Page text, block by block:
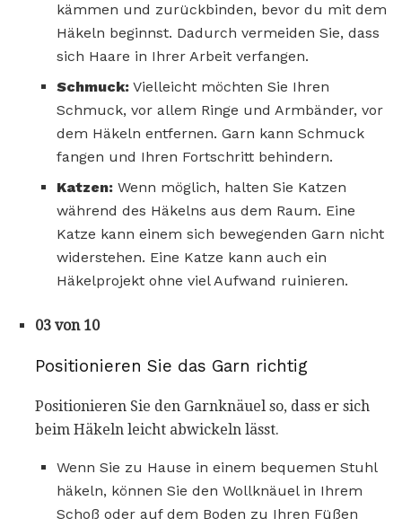
kämmen und zurückbinden, bevor du mit dem
Häkeln beginnst. Dadurch vermeiden Sie, dass
sich Haare in Ihrer Arbeit verfangen.
Schmuck: Vielleicht möchten Sie Ihren
Schmuck, vor allem Ringe und Armbänder, vor
dem Häkeln entfernen. Garn kann Schmuck
fangen und Ihren Fortschritt behindern.
Katzen: Wenn möglich, halten Sie Katzen
während des Häkelns aus dem Raum. Eine
Katze kann einem sich bewegenden Garn nicht
widerstehen. Eine Katze kann auch ein
Häkelprojekt ohne viel Aufwand ruinieren.
03 von 10
Positionieren Sie das Garn richtig
Positionieren Sie den Garnknäuel so, dass er sich
beim Häkeln leicht abwickeln lässt.
Wenn Sie zu Hause in einem bequemen Stuhl
häkeln, können Sie den Wollknäuel in Ihrem
Schoß oder auf dem Boden zu Ihren Füßen